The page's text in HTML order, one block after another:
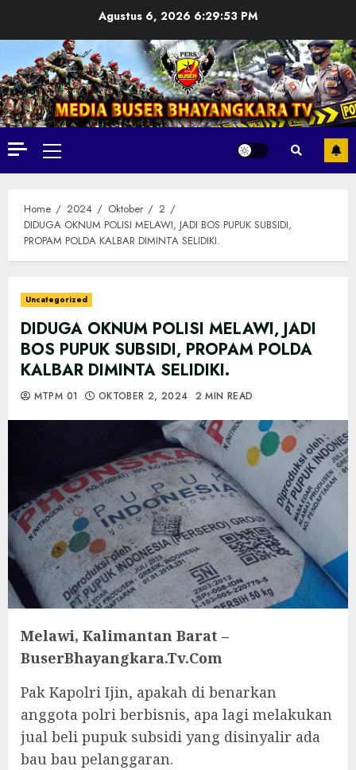
Agustus 6, 2026 6:29:55 PM
Primary
Menu
Home 2024 Oktober
2
DIDUGA OKNUM POLISI MELAWI, JADI BOS PUPUK SUBSIDI,
PROPAM POLDA KALBAR DIMINTA SELIDIKI.
Uncategorized
DIDUGA OKNUM POLISI MELAWI, JADI
BOS PUPUK SUBSIDI, PROPAM POLDA
KALBAR DIMINTA SELIDIKI.
MTPM 01 OKTOBER 2, 2024 2 MIN READ
Melawi, Kalimantan Barat –
BuserBhayangkara.Tv.Com
Pak Kapolri Ijin, apakah di benarkan
anggota polri berbisnis, apa lagi melakukan
jual beli pupuk subsidi yang disinyalir ada
bau bau pelanggaran.